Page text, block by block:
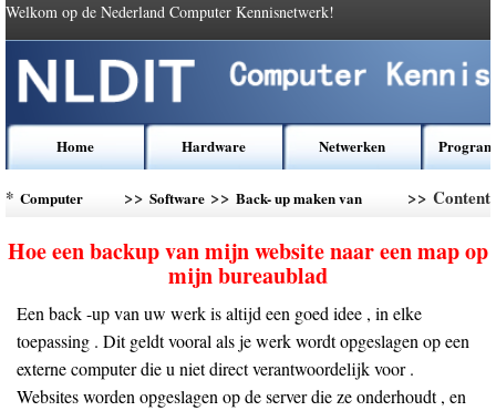
Welkom op de Nederland Computer Kennisnetwerk!
Home Hardware Netwerken
* Computer
>> Software>> Back- up maken van
>> Content
Hoe een backup van mijn website naar een map op
mijn bureaublad
Een back -up van uw werk is altijd een goed idee , in elke
toepassing . Dit geldt vooral als je werk wordt opgeslagen op een
externe computer die u niet direct verantwoordelijk voor .
Websites worden opgeslagen op de server die ze onderhoudt , en